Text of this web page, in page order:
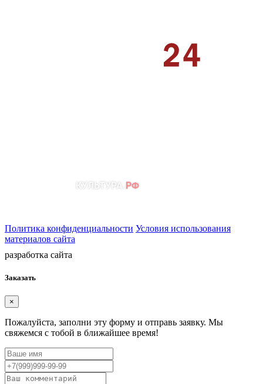
Политика конфиденциальности Условия использования
материалов сайта
разработка сайта
Заказать
×
Пожалуйста, заполни эту форму и отправь заявку. Мы
свяжемся с тобой в ближайшее время!